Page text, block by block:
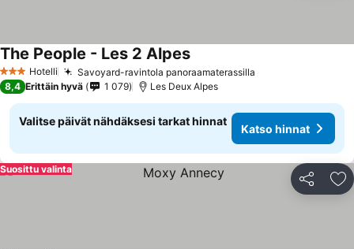
3 Tähtiluokitus
Hotelli Savoyard-ravintola panoraamaterassilla
The People - Les 2 AlpesKatso hinnat
8,4 Erittäin hyvä 1 079 Les Deux Alpes
Valitse päivät nähdäksesi tarkat hinnat
Katso hinnat
Jaa
Suosittu valinta